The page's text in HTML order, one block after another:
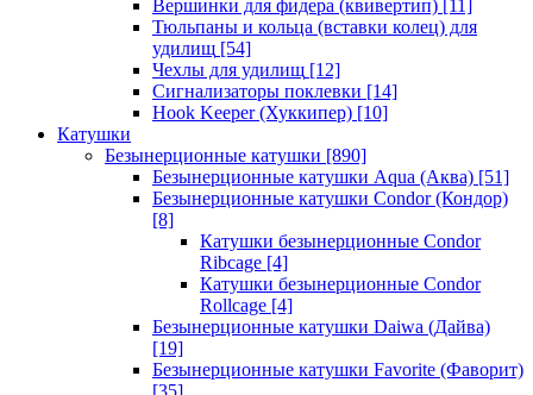
Вершинки для фидера (квивертип) [11]
Тюльпаны и кольца (вставки колец) для
удилищ [54]
Чехлы для удилищ [12]
Сигнализаторы поклевки [14]
Hook Keeper (Хуккипер) [10]
Катушки
Безынерционные катушки [890]
Безынерционные катушки Aqua (Аква) [51]
Безынерционные катушки Condor (Кондор)
[8]
Катушки безынерционные Condor
Ribcage [4]
Катушки безынерционные Condor
Rollcage [4]
Безынерционные катушки Daiwa (Дайва)
[19]
Безынерционные катушки Favorite (Фаворит)